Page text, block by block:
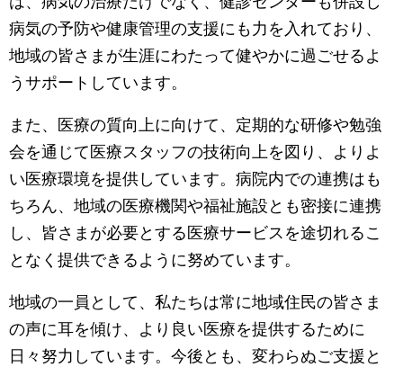
病気の予防や健康管理の支援にも力を入れており、
地域の皆さまが生涯にわたって健やかに過ごせるよ
うサポートしています。
また、医療の質向上に向けて、定期的な研修や勉強
会を通じて医療スタッフの技術向上を図り、よりよ
い医療環境を提供しています。病院内での連携はも
ちろん、地域の医療機関や福祉施設とも密接に連携
し、皆さまが必要とする医療サービスを途切れるこ
となく提供できるように努めています。
地域の一員として、私たちは常に地域住民の皆さま
の声に耳を傾け、より良い医療を提供するために
日々努力しています。今後とも、変わらぬご支援と